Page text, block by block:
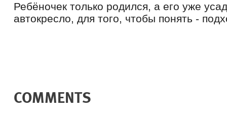
Ребёночек только родился, а его уже
автокресло, для того, чтобы понять -
COMMENTS